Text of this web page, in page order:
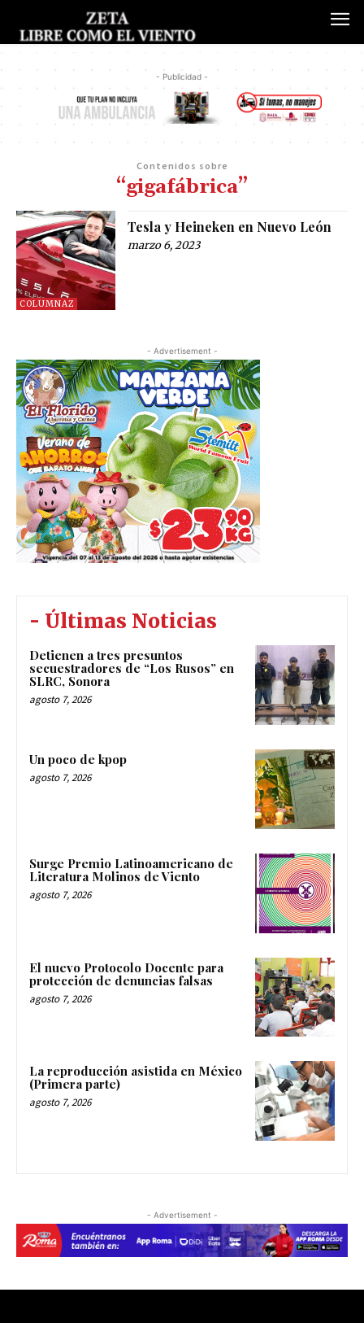
- Publicidad -
Contenidos sobre
“gigafábrica”
COLUMNAZ
Tesla y Heineken en Nuevo León
marzo 6, 2023
- Advertisement -
- Últimas Noticias
Detienen a tres presuntos
secuestradores de “Los Rusos” en
SLRC, Sonora
agosto 7, 2026
Un poco de kpop
agosto 7, 2026
Surge Premio Latinoamericano de
Literatura Molinos de Viento
agosto 7, 2026
El nuevo Protocolo Docente para
protección de denuncias falsas
agosto 7, 2026
La reproducción asistida en México
(Primera parte)
agosto 7, 2026
- Advertisement -